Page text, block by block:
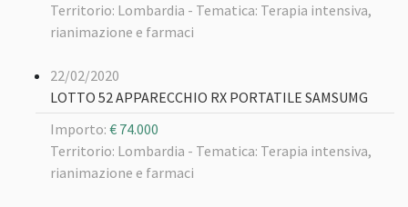
Territorio: Lombardia - Tematica: Terapia intensiva,
rianimazione e farmaci
22/02/2020
LOTTO 52 APPARECCHIO RX PORTATILE SAMSUMG
Importo: € 74.000
Territorio: Lombardia - Tematica: Terapia intensiva,
rianimazione e farmaci